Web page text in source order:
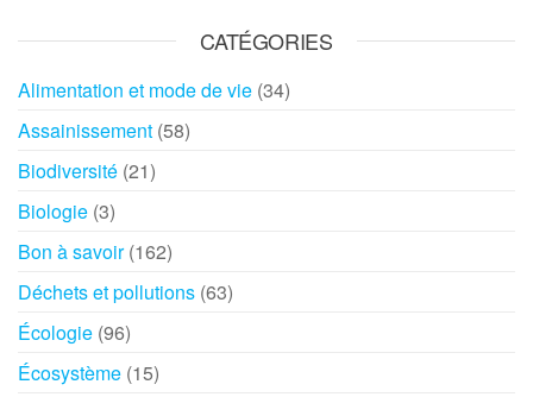
CATÉGORIES
Alimentation et mode de vie (34)
Assainissement (58)
Biodiversité (21)
Biologie (3)
Bon à savoir(162)
Déchets et pollutions (63)
Écologie (96)
Écosystème (15)